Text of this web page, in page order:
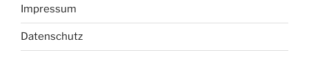
Impressum
Datenschutz